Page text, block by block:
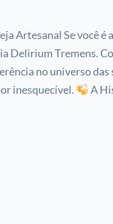
Artesanal Se você é
Delirium Tremens.
no universo das
inesquecível.
A